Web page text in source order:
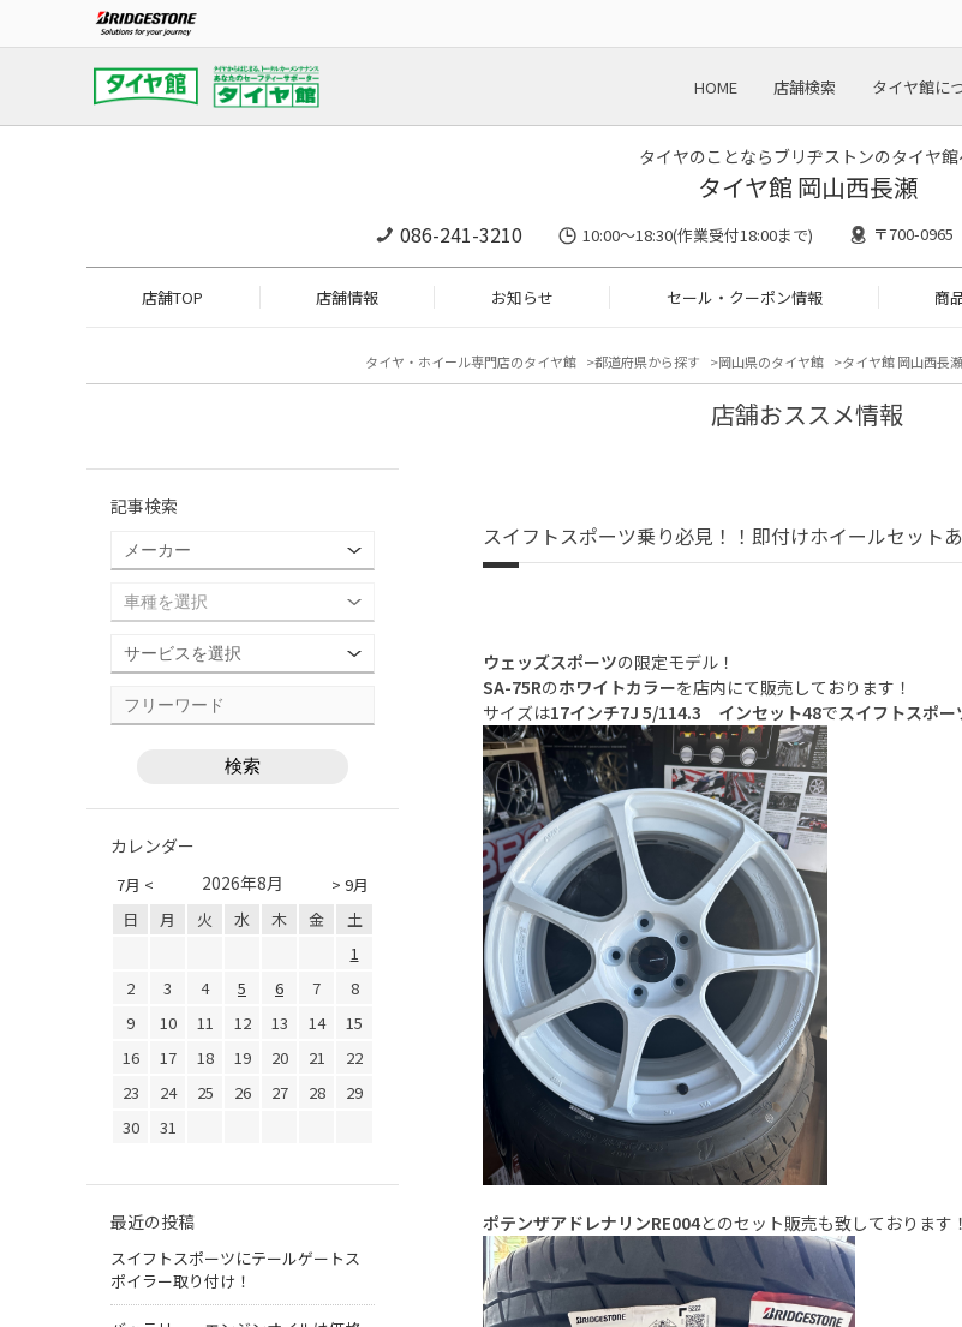
HOME 店舗検索 タイヤ館に
タイヤのことならブリヂストンのタイヤ館
タイヤ館 岡山西長瀬
086-241-3210 10:00〜18:30(作業受付18:00まで) 〒700-
店舗TOP 店舗情報 お知らせ セール・クーポン情報 商
タイヤ・ホイール専門店のタイヤ館 都道府県から探す 岡山県のタイヤ館 タイヤ館 岡山西長
店舗おススメ情報
スイフトスポーツ乗り必見！！即付けホイールセット
ウェッズスポーツの限定モデル！
SA-75Rのホワイトカラーを店内にて販売しております！
サイズは17インチ7J 5/114.3 インセット48でスイフトスポー
ポテンザアドレナリンRE004とのセット販売も致しております！
記事検索
カレンダー
7月 < > 9月
2026年8月
日 月 火 水 木 金
土
1
2
3 4 5 6 7
8
9
10 11 12 13 14
15
16
17 18 19 20 21
22
23
24 25 26 27 28
29
30
31
最近の投稿
スイフトスポーツにテールゲートス
ポイラー取り付け！